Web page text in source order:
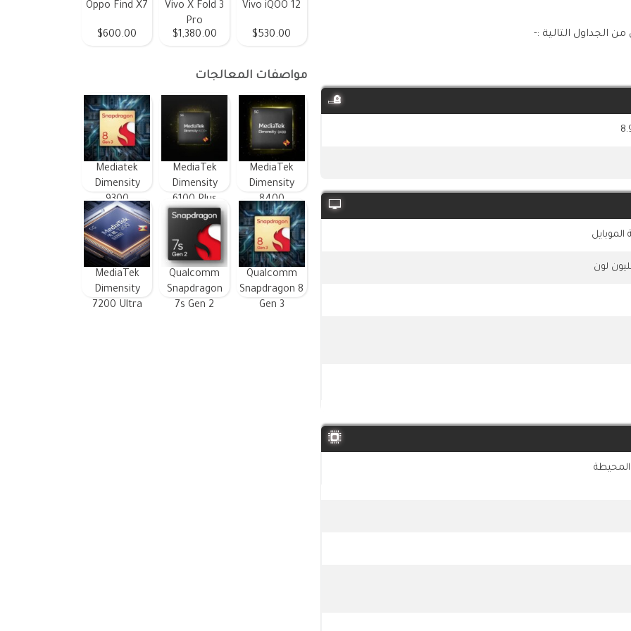
المحيطة
Vivo iQOO 12
$530.00
Vivo X Fold 3
Pro
$1,380.00
Oppo Find X7
$600.00
مواصفات المعالجات
MediaTek
Dimensity
8400
MediaTek
Dimensity
6100 Plus
Mediatek
Dimensity
9300
Qualcomm
Snapdragon 8
Gen 3
Qualcomm
Snapdragon
7s Gen 2
MediaTek
Dimensity
7200 Ultra